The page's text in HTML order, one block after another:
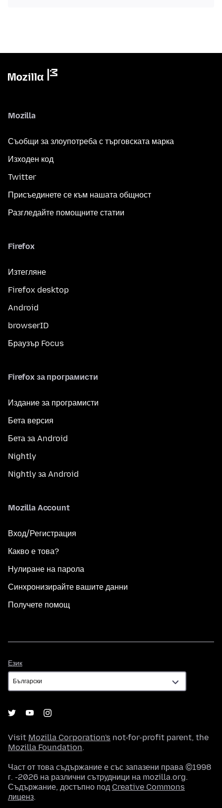
Mozilla
Съобщи за злоупотреба с търговската марка
Изходен код
Twitter
Присъединете се към нашата общност
Разгледайте помощните статии
Firefox
Изтегляне
Firefox desktop
Android
browserID
Браузър Focus
Firefox за програмисти
Издание за програмисти
Бета версия
Бета за Android
Nightly
Nightly за Android
Mozilla Account
Вход/Регистрация
Какво е това?
Нулиране на парола
Синхронизирайте вашите данни
Получете помощ
Език
Visit Mozilla Corporation's not-for-profit parent, the
Mozilla Foundation.
Част от това съдържание е със запазени права ©1998
г. -2026 на различни сътрудници на mozilla.org.
Съдържание, достъпно под Creative Commons
лиценз.